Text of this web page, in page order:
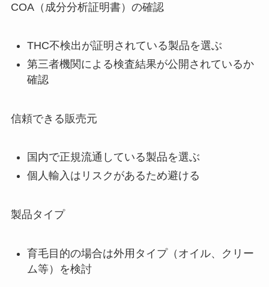
COA（成分分析証明書）の確認
THC不検出が証明されている製品を選ぶ
第三者機関による検査結果が公開されているか
確認
信頼できる販売元
国内で正規流通している製品を選ぶ
個人輸入はリスクがあるため避ける
製品タイプ
育毛目的の場合は外用タイプ（オイル、クリー
ム等）を検討